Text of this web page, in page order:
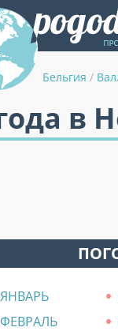
Бельгия /
в
ЯНВАРЬ
ФЕВРАЛЬ